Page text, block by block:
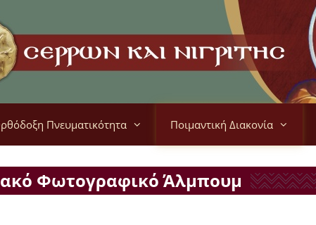
Πνευματικότητα Ποιμαντική Διακονία
Φωτογραφικό Άλμπουμ